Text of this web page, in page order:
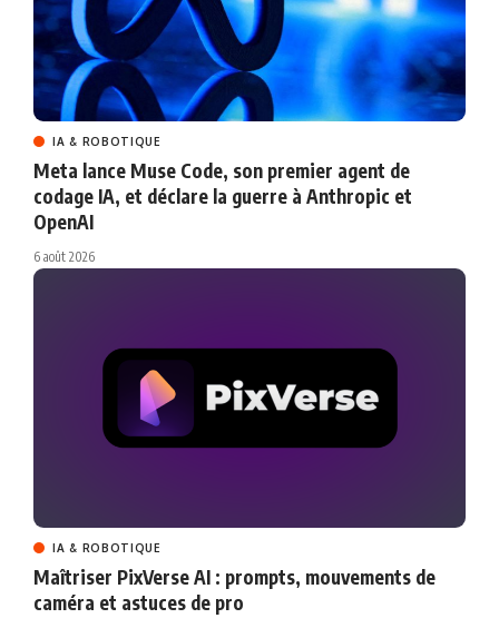
IA & ROBOTIQUE
Meta lance Muse Code, son premier agent de
codage IA, et déclare la guerre à Anthropic et
OpenAI
6 août 2026
IA & ROBOTIQUE
Maîtriser PixVerse AI : prompts, mouvements de
caméra et astuces de pro